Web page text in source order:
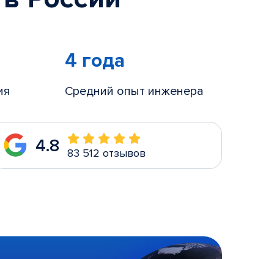
4 года
Средний опыт инженера
4.8 83 512 отзывов